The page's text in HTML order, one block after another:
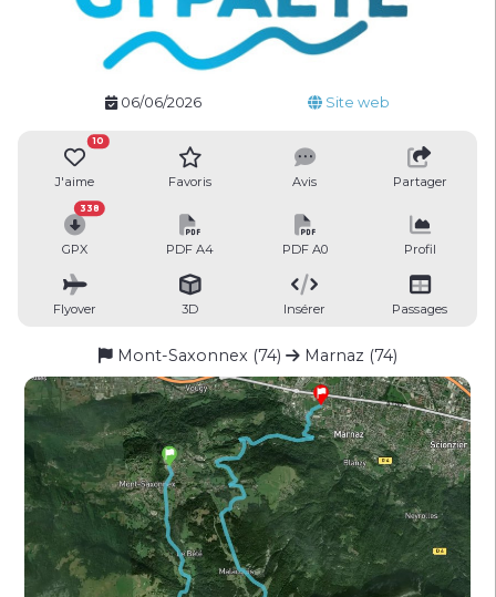
06/06/2026 Site web
J'aime
10
Favoris Avis Partager
GPX
338
PDF A4 PDF A0 Profil
Flyover 3D Insérer Passages
Mont-Saxonnex (74) Marnaz (74)